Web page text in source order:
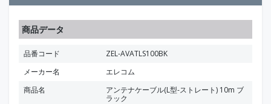
商品データ
品番コード
ZEL-AVATLS100BK
メーカー名
エレコム
商品名
アンテナケーブル(L型-ストレート) 10m ブ
ラック